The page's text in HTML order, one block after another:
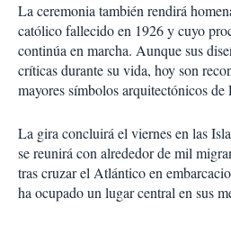
La ceremonia también rendirá
católico fallecido en 1926 y cuyo
continúa en marcha. Aunque sus
críticas durante su vida, hoy son
mayores símbolos arquitectónicos de
La gira concluirá el viernes en las
se reunirá con alrededor de mil
tras cruzar el Atlántico en
ha ocupado un lugar central en sus